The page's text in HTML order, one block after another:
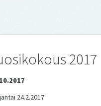
2017
24.2.2017